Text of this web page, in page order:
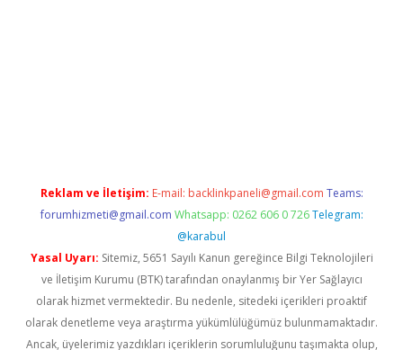
Reklam ve İletişim: E-mail: backlinkpaneli@gmail.com Teams:
forumhizmeti@gmail.com Whatsapp: 0262 606 0 726 Telegram:
@karabul
Yasal Uyarı: Sitemiz, 5651 Sayılı Kanun gereğince Bilgi Teknolojileri
ve İletişim Kurumu (BTK) tarafından onaylanmış bir Yer Sağlayıcı
olarak hizmet vermektedir. Bu nedenle, sitedeki içerikleri proaktif
olarak denetleme veya araştırma yükümlülüğümüz bulunmamaktadır.
Ancak, üyelerimiz yazdıkları içeriklerin sorumluluğunu taşımakta olup,